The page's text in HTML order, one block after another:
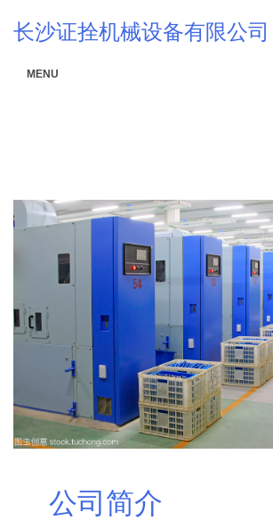
长沙证拴机械设备有限公司
MENU
公司简介